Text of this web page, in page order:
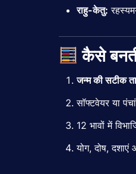
राहु-केतु:
कैसे
जन्मकीसटीक
सॉफ्टवेयरया
12 भावोंमें
योग,दोष,दशाएं